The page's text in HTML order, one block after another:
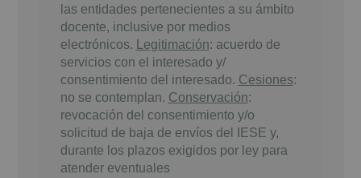
las entidades pertenecientes a su ámbito
docente, inclusive por medios
electrónicos.
Legitimación: acuerdo de
servicios con el interesado y/
consentimiento del interesado. Cesiones:
no se contemplan. Conservación:
revocación del consentimiento y/o
solicitud de baja de envíos del IESE y,
durante los plazos exigidos por ley para
atender eventuales